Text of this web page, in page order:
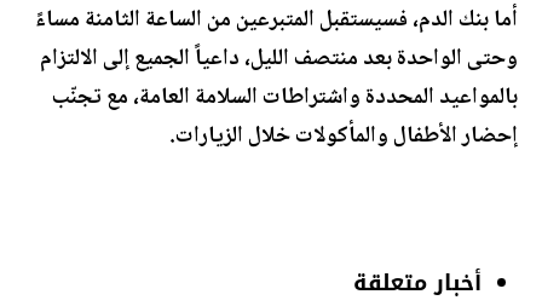
أما بنك الدم، فسيستقبل المتبرعين من الساعة الثامنة مساءً
وحتى الواحدة بعد منتصف الليل، داعياً الجميع إلى الالتزام
بالمواعيد المحددة واشتراطات السلامة العامة، مع تجنّب
إحضار الأطفال والمأكولات خلال الزيارات.
أخبار متعلقة